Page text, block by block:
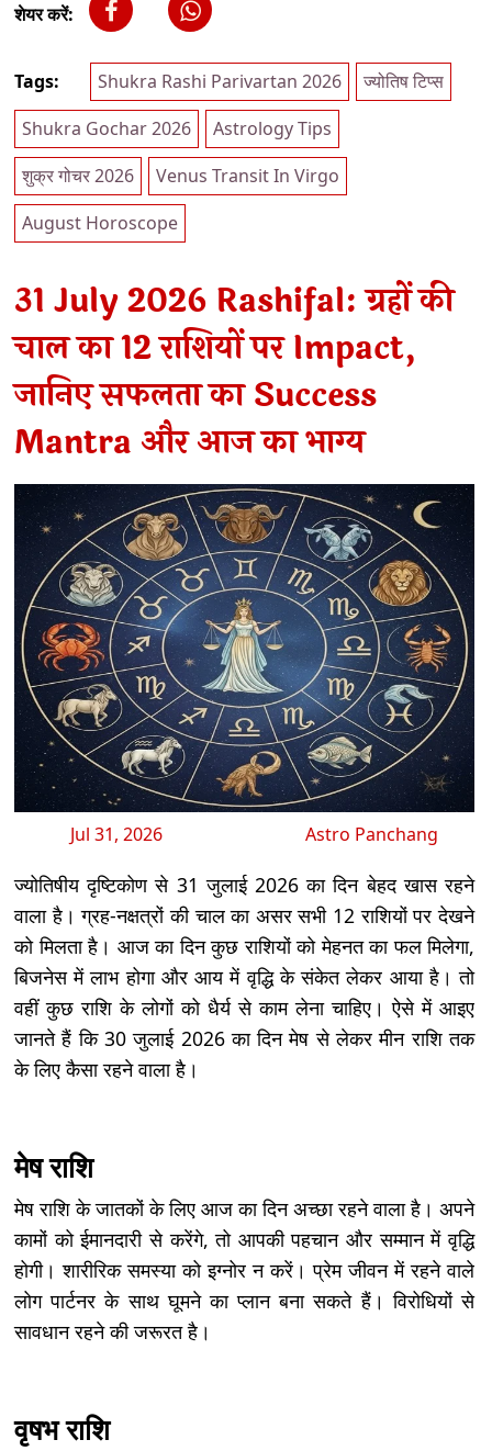
शेयर करें:
Tags: Shukra Rashi Parivartan 2026
ज्योतिष टिप्स
Shukra Gochar 2026
Astrology Tips
शुक्र गोचर 2026
Venus Transit In Virgo
August Horoscope
31 July 2026 Rashifal: ग्रहों की
चाल का 12 राशियों पर Impact,
जानिए सफलता का Success
Mantra और आज का भाग्य
Jul 31, 2026 Astro Panchang
ज्योतिषीय दृष्टिकोण से 31 जुलाई 2026 का दिन बेहद खास रहने
वाला है। ग्रह-नक्षत्रों की चाल का असर सभी 12 राशियों पर देखने
को मिलता है। आज का दिन कुछ राशियों को मेहनत का फल मिलेगा,
बिजनेस में लाभ होगा और आय में वृद्धि के संकेत लेकर आया है। तो
वहीं कुछ राशि के लोगों को धैर्य से काम लेना चाहिए। ऐसे में आइए
जानते हैं कि 30 जुलाई 2026 का दिन मेष से लेकर मीन राशि तक
के लिए कैसा रहने वाला है।
मेष राशि
मेष राशि के जातकों के लिए आज का दिन अच्छा रहने वाला है। अपने
कामों को ईमानदारी से करेंगे, तो आपकी पहचान और सम्मान में वृद्धि
होगी। शारीरिक समस्या को इग्नोर न करें। प्रेम जीवन में रहने वाले
लोग पार्टनर के साथ घूमने का प्लान बना सकते हैं। विरोधियों से
सावधान रहने की जरूरत है।
वृषभ राशि